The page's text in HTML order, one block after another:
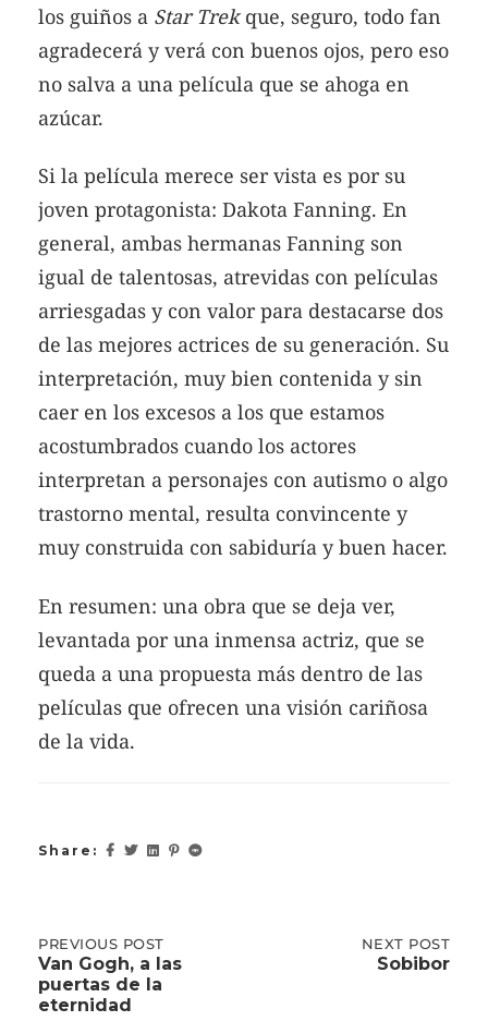
los guiños a Star Trekque, seguro, todo fan
agradecerá y verá con buenos ojos, pero eso
no salva a una película que se ahoga en
azúcar.
Si la película merece ser vista es por su
joven protagonista: Dakota Fanning. En
general, ambas hermanas Fanning son
igual de talentosas, atrevidas con películas
arriesgadas y con valor para destacarse dos
de las mejores actrices de su generación. Su
interpretación, muy bien contenida y sin
caer en los excesos a los que estamos
acostumbrados cuando los actores
interpretan a personajes con autismo o algo
trastorno mental, resulta convincente y
muy construida con sabiduría y buen hacer.
En resumen: una obra que se deja ver,
levantada por una inmensa actriz, que se
queda a una propuesta más dentro de las
películas que ofrecen una visión cariñosa
de la vida.
Share:
Post
PREVIOUS
POST:
VAN
GOGH,
A
PREVIOUS POST
Van Gogh, a las
puertas de la
eternidad
NEXT POST
Sobibor